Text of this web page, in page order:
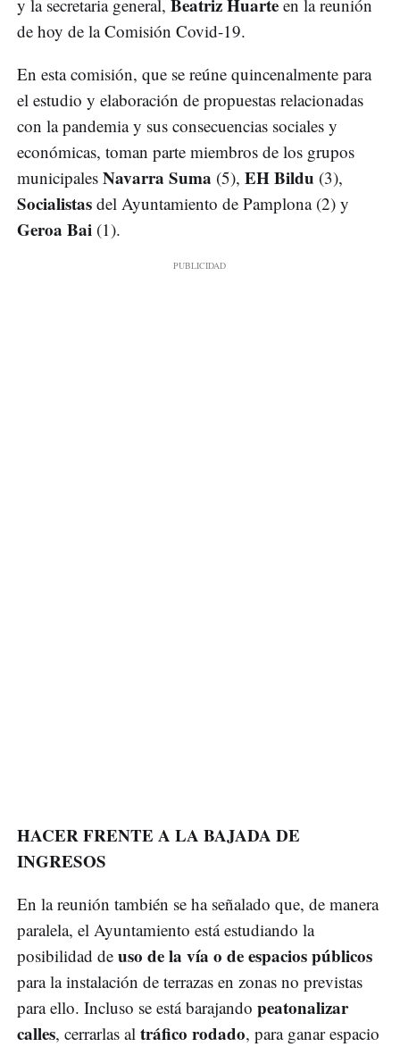
y la secretaria general, Beatriz Huarte en la reunión
de hoy de la Comisión Covid-19.
En esta comisión, que se reúne quincenalmente para
el estudio y elaboración de propuestas relacionadas
con la pandemia y sus consecuencias sociales y
económicas, toman parte miembros de los grupos
municipales Navarra Suma (5), EH Bildu (3),
Socialistas del Ayuntamiento de Pamplona (2) y
Geroa Bai (1).
HACER FRENTE A LA BAJADA DE
INGRESOS
En la reunión también se ha señalado que, de manera
paralela, el Ayuntamiento está estudiando la
posibilidad de uso de la vía o de espacios públicos
para la instalación de terrazas en zonas no previstas
para ello. Incluso se está barajando peatonalizar
calles, cerrarlas al tráfico rodado, para ganar espacio